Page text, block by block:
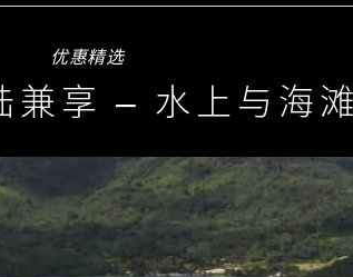
优惠精选
兼享 – 水上与海